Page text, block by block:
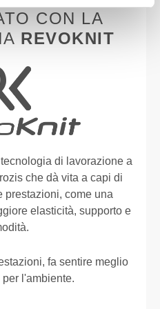
CON LA
REVOKNIT
di lavorazione a
che dà vita a capi di
prestazioni, come una
elasticità, supporto e
fa sentire meglio
l'ambiente.